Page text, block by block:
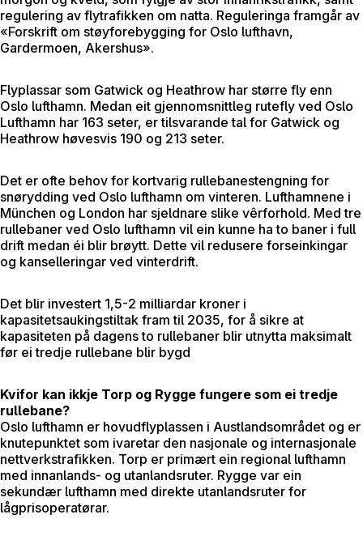
regulering av flytrafikken om natta. Reguleringa framgår av
«Forskrift om støyforebygging for Oslo lufthavn,
Gardermoen, Akershus».
Flyplassar som Gatwick og Heathrow har større fly enn
Oslo lufthamn. Medan eit gjennomsnittleg rutefly ved Oslo
Lufthamn har 163 seter, er tilsvarande tal for Gatwick og
Heathrow høvesvis 190 og 213 seter.
Det er ofte behov for kortvarig rullebanestengning for
snørydding ved Oslo lufthamn om vinteren. Lufthamnene i
München og London har sjeldnare slike vêrforhold. Med tre
rullebaner ved Oslo lufthamn vil ein kunne ha to baner i full
drift medan éi blir brøytt. Dette vil redusere forseinkingar
og kanselleringar ved vinterdrift.
Det blir investert 1,5-2 milliardar kroner i
kapasitetsaukingstiltak fram til 2035, for å sikre at
kapasiteten på dagens to rullebaner blir utnytta maksimalt
før ei tredje rullebane blir bygd
Kvifor kan ikkje Torp og Rygge fungere som ei tredje
rullebane?
Oslo lufthamn er hovudflyplassen i Austlandsområdet og er
knutepunktet som ivaretar den nasjonale og internasjonale
nettverkstrafikken. Torp er primært ein regional lufthamn
med innanlands- og utanlandsruter. Rygge var ein
sekundær lufthamn med direkte utanlandsruter for
lågprisoperatørar.